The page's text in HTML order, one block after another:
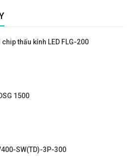
thấu kính LED FLG-200
1500
SW(TD)-3P-300